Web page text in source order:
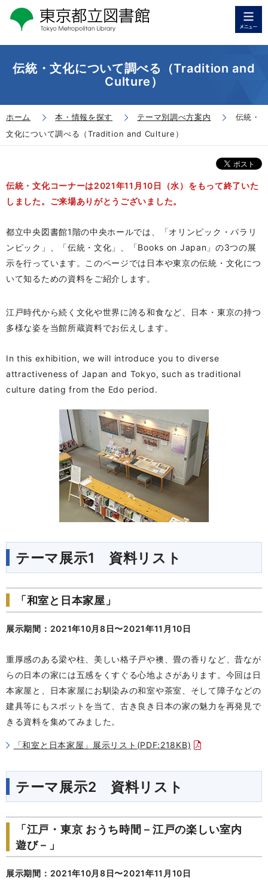
伝統・文化について調べる（Tradition and
Culture）
ホーム 本・情報を探す テーマ別調べ方案内
伝統・
文化について調べる（Tradition and Culture）
伝統・文化コーナーは2021年11月10日（水）をもって終了いた
しました。ご来場ありがとうございました。
都立中央図書館1階の中央ホールでは、「オリンピック・パラリ
ンピック」、「伝統・文化」、「Books on Japan」の3つの展
示を行っています。このページでは日本や東京の伝統・文化につ
いて知るための資料をご紹介します。
江戸時代から続く文化や世界に誇る和食など、日本・東京の持つ
多様な姿を当館所蔵資料でお伝えします。
In this exhibition, we will introduce you to diverse
attractiveness of Japan and Tokyo, such as traditional
culture dating from the Edo period.
テーマ展示1 資料リスト
「和室と日本家屋」
展示期間：2021年10月8日〜2021年11月10日
重厚感のある梁や柱、美しい格子戸や襖、畳の香りなど、昔なが
らの日本の家には五感をくすぐる心地よさがあります。今回は日
本家屋と、日本家屋にお馴染みの和室や茶室、そして障子などの
建具等にもスポットを当て、古き良き日本の家の魅力を再発見で
きる資料を集めてみました。
「和室と日本家屋」展示リスト(PDF:218KB)
テーマ展示2 資料リスト
「江戸・東京 おうち時間－江戸の楽しい室内
遊び－」
展示期間：2021年10月8日〜2021年11月10日